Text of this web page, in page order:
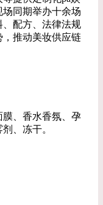
同期举办十余场
配方、法律法规
推动美妆供应链
、香水香氛、孕
、冻干。